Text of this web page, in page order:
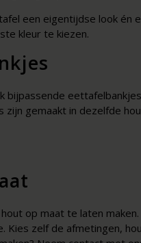
een eigentijdse look én
kleur te kiezen.
bijpassende
zijn gemaakt in dezelfde
op maat te laten
Kies zelf de afmetingen,